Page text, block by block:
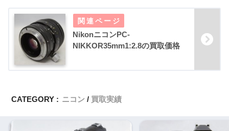
NikonニコンPC-
NIKKOR35mm1:2.8の買取価格
CATEGORY : ニコン 買取実績